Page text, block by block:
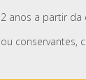
anos a partir da